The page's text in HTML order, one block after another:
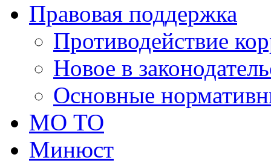
Правовая поддержка
Противодействие
Новое в
Основные
МО ТО
Минюст